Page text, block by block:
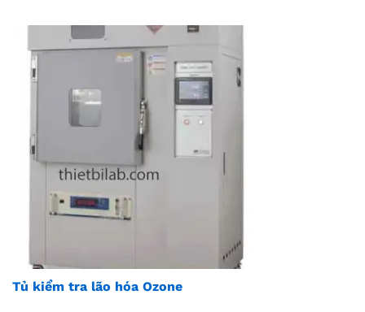
Tủ kiểm tra lão hóa Ozone